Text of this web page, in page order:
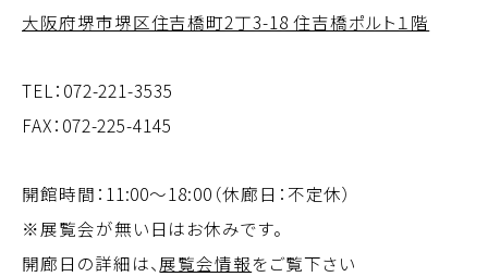
大阪府堺市堺区住吉橋町2丁3-18 住吉橋ポルト１階
TEL： 072-221-3535
FAX：072-225-4145
開館時間：11:00～18:00（休廊日：不定休）
※展覧会が無い日はお休みです。
開廊日の詳細は、展覧会情報をご覧下さい